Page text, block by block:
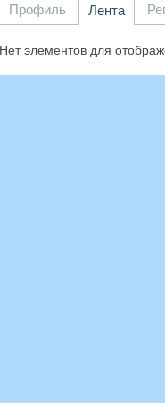
Профиль Лента
Нет элементов для